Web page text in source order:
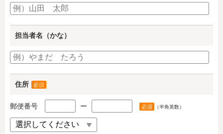
担当者名（かな）
住所 必須
郵便番号 ー 必須 （半角英数）